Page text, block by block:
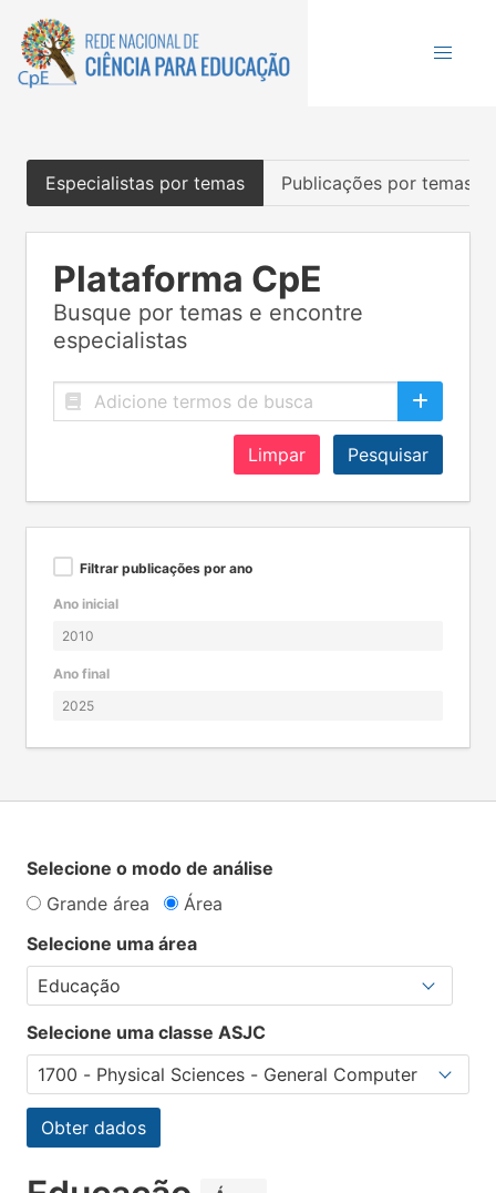
Especialistas por temas Publicações por temas
Plataforma CpE
Busque por temas e encontre
especialistas
Limpar Pesquisar
Filtrar publicações por ano
Ano inicial
Ano final
Selecione o modo de análise
Grande área
Área
Selecione uma área
Selecione uma classe ASJC
Obter dados